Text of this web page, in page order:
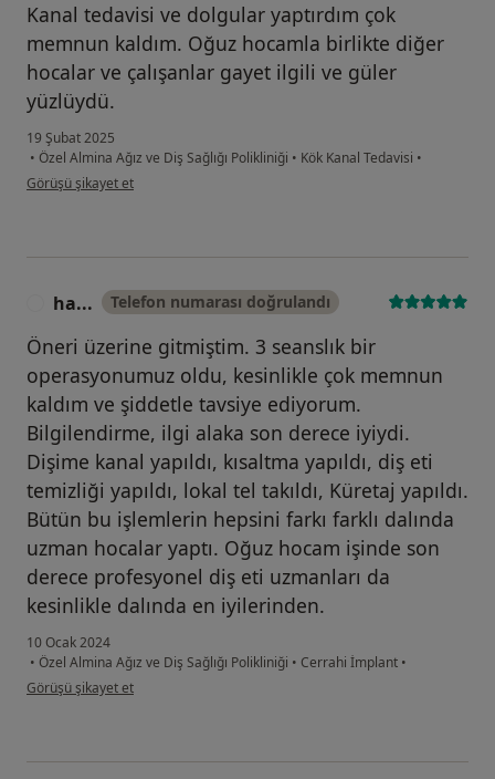
Kanal tedavisi ve dolgular yaptırdım çok
memnun kaldım. Oğuz hocamla birlikte diğer
hocalar ve çalışanlar gayet ilgili ve güler
yüzlüydü.
19 Şubat 2025
• Özel Almina Ağız ve Diş Sağlığı Polikliniği • Kök Kanal Tedavisi •
kullanıcının görüşüne göre nu...
Görüşü şikayet et
ha... Telefon numarası doğrulandı
Öneri üzerine gitmiştim. 3 seanslık bir
operasyonumuz oldu, kesinlikle çok memnun
kaldım ve şiddetle tavsiye ediyorum.
Bilgilendirme, ilgi alaka son derece iyiydi.
Dişime kanal yapıldı, kısaltma yapıldı, diş eti
temizliği yapıldı, lokal tel takıldı, Küretaj yapıldı.
Bütün bu işlemlerin hepsini farkı farklı dalında
uzman hocalar yaptı. Oğuz hocam işinde son
derece profesyonel diş eti uzmanları da
kesinlikle dalında en iyilerinden.
10 Ocak 2024
• Özel Almina Ağız ve Diş Sağlığı Polikliniği • Cerrahi İmplant •
kullanıcının görüşüne göre ha...
Görüşü şikayet et